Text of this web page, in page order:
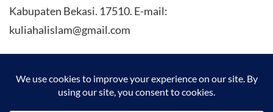
Kabupaten Bekasi. 17510. E-mail:
kuliahalislam@gmail.com